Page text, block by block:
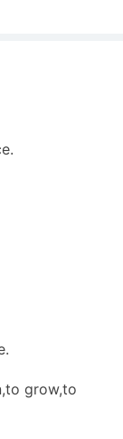
grow,to